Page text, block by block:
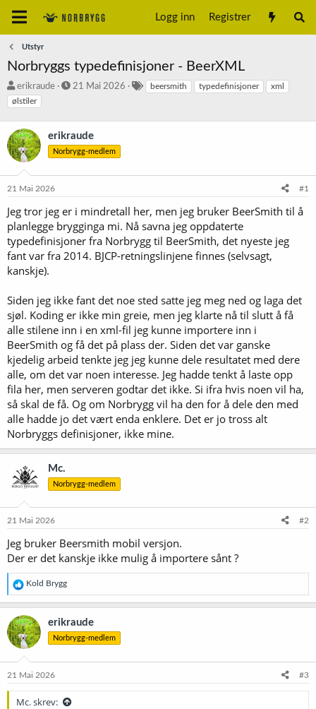
Logg inn Registrer
Utstyr
Norbryggs typedefinisjoner - BeerXML
T
r
å
d
s
t
a
r
r
erikraude
S
r
t
d
a
t
21 Mai 2026
k
d
beersmith typedefinisjoner
xml
ølstiler
erikraude
Norbrygg-medlem
21 Mai 2026 #1
Jeg tror jeg er i mindretall her, men jeg bruker BeerSmith til å
planlegge brygginga mi. Nå savna jeg oppdaterte
typedefinisjoner fra Norbrygg til BeerSmith, det nyeste jeg
fant var fra 2014. BJCP-retningslinjene finnes (selvsagt,
kanskje).
Siden jeg ikke fant det noe sted satte jeg meg ned og laga det
sjøl. Koding er ikke min greie, men jeg klarte nå til slutt å få
alle stilene inn i en xml-fil jeg kunne importere inn i
BeerSmith og få det på plass der. Siden det var ganske
kjedelig arbeid tenkte jeg jeg kunne dele resultatet med dere
alle, om det var noen interesse. Jeg hadde tenkt å laste opp
fila her, men serveren godtar det ikke. Si ifra hvis noen vil ha,
så skal de få. Og om Norbrygg vil ha den for å dele den med
alle hadde jo det vært enda enklere. Det er jo tross alt
Norbryggs definisjoner, ikke mine.
Mc.
Norbrygg-medlem
21 Mai 2026 #2
Jeg bruker Beersmith mobil versjon.
Der er det kanskje ikke mulig å importere sånt ?
R
e
a
k
s
j
o
e
Kold Brygg
erikraude
Norbrygg-medlem
21 Mai 2026 #3
Mc. skrev: